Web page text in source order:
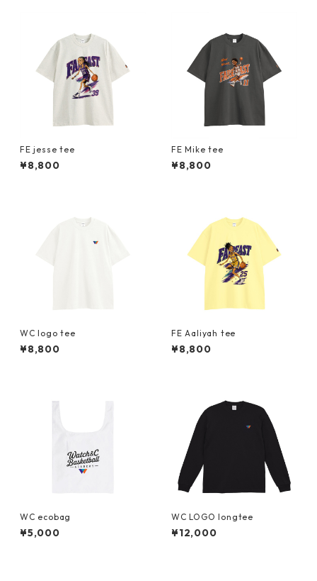
FE jesse tee
¥8,800
FE Mike tee
¥8,800
WC logo tee
¥8,800
FE Aaliyah tee
¥8,800
WC ecobag
¥5,000
WC LOGO longtee
¥12,000